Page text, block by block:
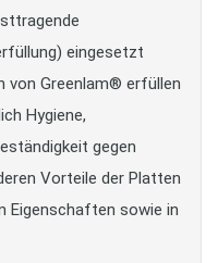
eingesetzt
Greenlam® erfüllen
Hygiene,
gegen
Vorteile der Platten
Eigenschaften sowie in